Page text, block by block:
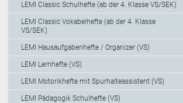
LEMI Classic Schulhefte (ab der 4. Klasse VS/SEK)
LEMI Classic Vokabelhefte (ab der 4. Klasse
VS/SEK)
LEMI Hausaufgabenhefte / Organizer (VS)
LEMI Lernhefte (VS)
LEMI Motorikhefte mit Spurhalteassistent (VS)
LEMI Pädagogik Schulhefte (VS)